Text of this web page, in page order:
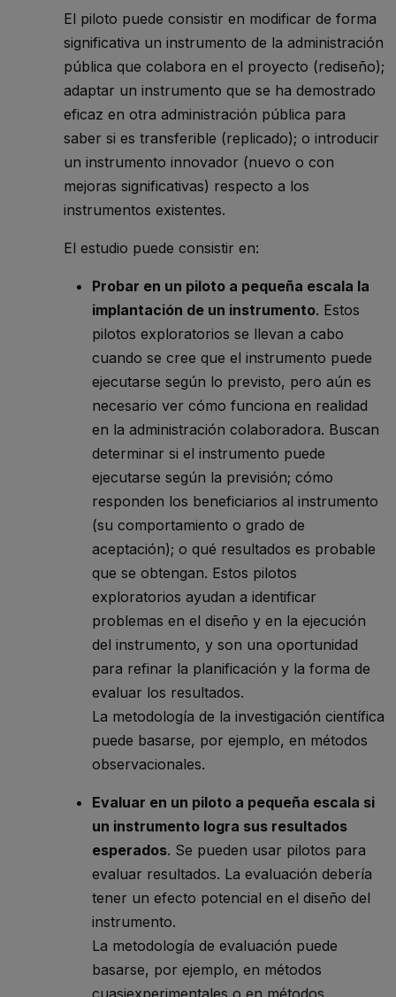
El piloto puede consistir en modificar de forma
significativa un instrumento de la administración
pública que colabora en el proyecto (rediseño);
adaptar un instrumento que se ha demostrado
eficaz en otra administración pública para
saber si es transferible (replicado); o introducir
un instrumento innovador (nuevo o con
mejoras significativas) respecto a los
instrumentos existentes.
El estudio puede consistir en:
Probar en un piloto a pequeña escala la
implantación de un instrumento. Estos
pilotos exploratorios se llevan a cabo
cuando se cree que el instrumento puede
ejecutarse según lo previsto, pero aún es
necesario ver cómo funciona en realidad
en la administración colaboradora. Buscan
determinar si el instrumento puede
ejecutarse según la previsión; cómo
responden los beneficiarios al instrumento
(su comportamiento o grado de
aceptación); o qué resultados es probable
que se obtengan. Estos pilotos
exploratorios ayudan a identificar
problemas en el diseño y en la ejecución
del instrumento, y son una oportunidad
para refinar la planificación y la forma de
evaluar los resultados.
La metodología de la investigación científica
puede basarse, por ejemplo, en métodos
observacionales.
Evaluar en un piloto a pequeña escala si
un instrumento logra sus resultados
esperados. Se pueden usar pilotos para
evaluar resultados. La evaluación debería
tener un efecto potencial en el diseño del
instrumento.
La metodología de evaluación puede
basarse, por ejemplo, en métodos
cuasiexperimentales o en métodos